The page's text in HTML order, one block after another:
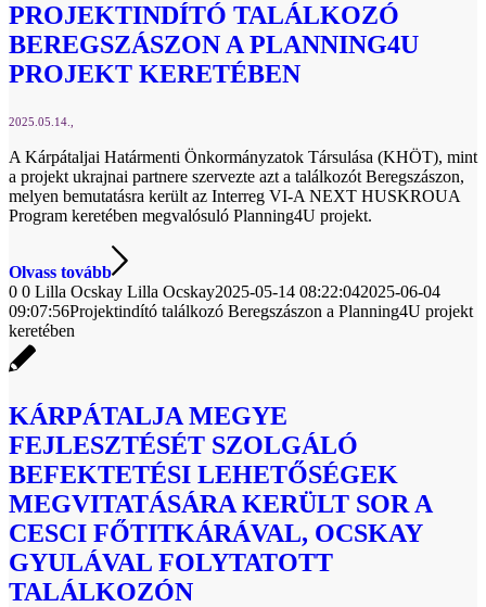
PROJEKTINDÍTÓ TALÁLKOZÓ
BEREGSZÁSZON A PLANNING4U
PROJEKT KERETÉBEN
2025.05.14.
A Kárpátaljai Határmenti Önkormányzatok Társulása (KHÖT), mint
a projekt ukrajnai partnere szervezte azt a találkozót Beregszászon,
melyen bemutatásra került az Interreg VI-A NEXT HUSKROUA
Program keretében megvalósuló Planning4U projekt.
Olvass tovább
0 0 Lilla Ocskay Lilla Ocskay2025-05-14 08:22:042025-06-04
09:07:56Projektindító találkozó Beregszászon a Planning4U projekt
keretében
KÁRPÁTALJA MEGYE
FEJLESZTÉSÉT SZOLGÁLÓ
BEFEKTETÉSI LEHETŐSÉGEK
MEGVITATÁSÁRA KERÜLT SOR A
CESCI FŐTITKÁRÁVAL, OCSKAY
GYULÁVAL FOLYTATOTT
TALÁLKOZÓN